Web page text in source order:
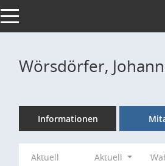
Toggle navigation
Wörsdörfer,
Informationen
Aktuell Aktuell